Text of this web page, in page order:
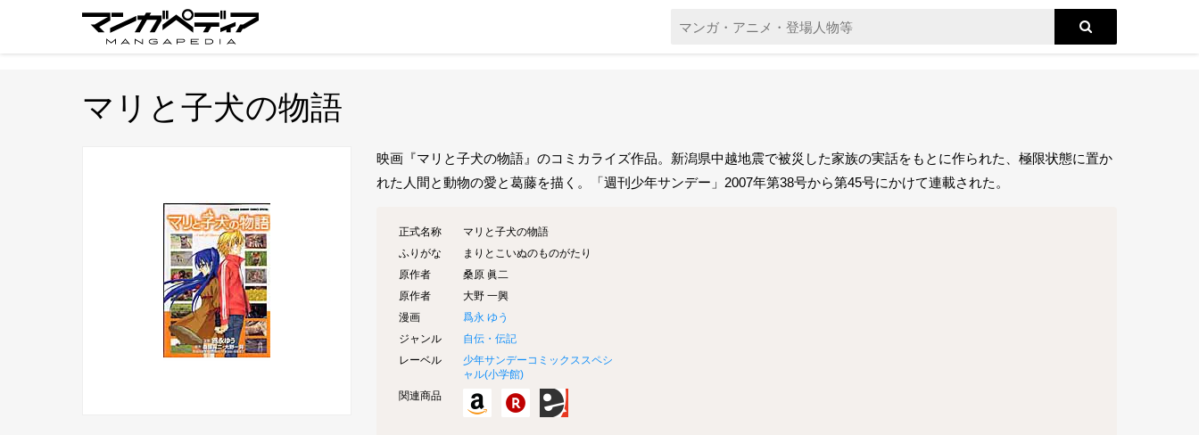
マリと子犬の物語
映画『マリと子犬の物語』のコミカライズ作品。新潟県中越地震で被災した家族の実話をもとに作られた、極限状態に置か
れた人間と動物の愛と葛藤を描く。「週刊少年サンデー」2007年第38号から第45号にかけて連載された。
正式名称
マリと子犬の物語
ふりがな
まりとこいぬのものがたり
原作者
桑原 眞二
原作者
大野 一興
漫画
爲永 ゆう
ジャンル
自伝・伝記
レーベル
少年サンデーコミックススペシ
ャル(小学館)
関連商品